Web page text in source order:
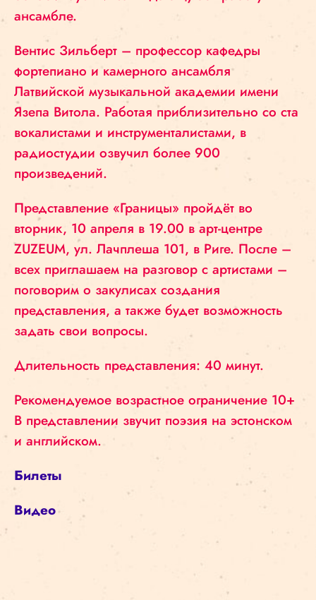
ансамбле.
Вентис Зильберт – профессор кафедры
фортепиано и камерного ансамбля
Латвийской музыкальной академии имени
Язепа Витола. Работая приблизительно со ста
вокалистами и инструменталистами, в
радиостудии озвучил более 900
произведений.
Представление «Границы» пройдёт во
вторник, 10 апреля в 19.00 в арт-центре
ZUZEUM, ул. Лачплеша 101, в Риге. После –
всех приглашаем на разговор с артистами –
поговорим о закулисах создания
представления, а также будет возможность
задать свои вопросы.
Длительность представления: 40 минут.
Рекомендуемое возрастное ограничение 10+
В представлении звучит поэзия на эстонском
и английском.
Билеты
Видео